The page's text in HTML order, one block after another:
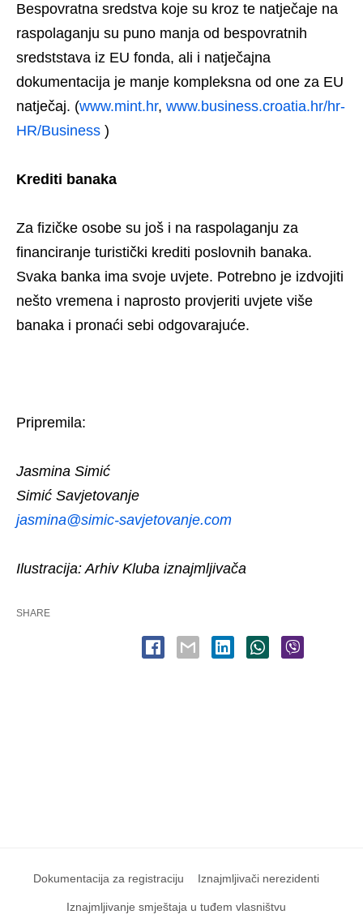
Bespovratna sredstva koje su kroz te natječaje na
raspolaganju su puno manja od bespovratnih
sredststava iz EU fonda, ali i natječajna
dokumentacija je manje kompleksna od one za EU
natječaj. (www.mint.hr, www.business.croatia.hr/hr-
HR/Business )
Krediti banaka
Za fizičke osobe su još i na raspolaganju za
financiranje turistički krediti poslovnih banaka.
Svaka banka ima svoje uvjete. Potrebno je izdvojiti
nešto vremena i naprosto provjeriti uvjete više
banaka i pronaći sebi odgovarajuće.
Pripremila:
Jasmina Simić
Simić Savjetovanje
jasmina@simic-savjetovanje.com
Ilustracija: Arhiv Kluba iznajmljivača
SHARE
Dokumentacija za registraciju Iznajmljivači nerezidenti
Iznajmljivanje smještaja u tuđem vlasništvu